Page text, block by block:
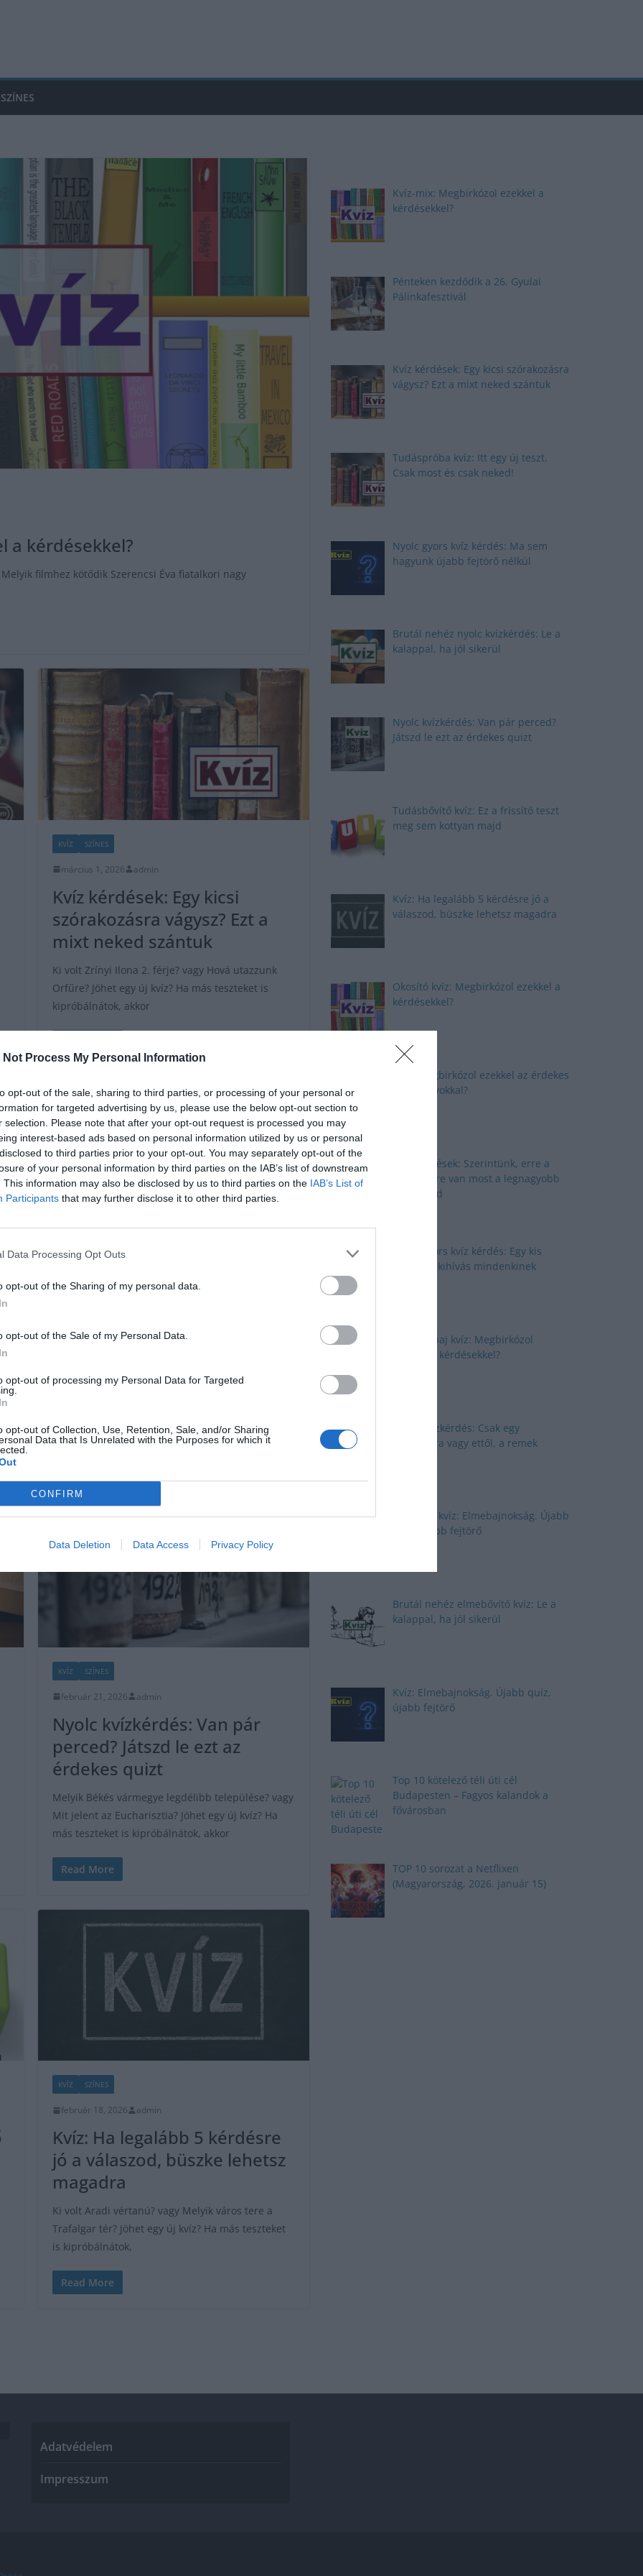
Not Process My Personal Information
opt-out of the sale, sharing to third parties, or processing of your personal or
for targeted advertising by us, please use the below opt-out section to
selection. Please note that after your opt-out request is processed you may
interest-based ads based on personal information utilized by us or personal
to third parties prior to your opt-out. You may separately opt-out of the
of your personal information by third parties on the IAB’s list of downstream
This information may also be disclosed by us to third parties on the IAB’s List of
Participants that may further disclose it to other third parties.
Data Processing Opt Outs
opt-out of the Sharing of my personal data.
opt-out of the Sale of my Personal Data.
opt-out of processing my Personal Data for Targeted
opt-out of Collection, Use, Retention, Sale, and/or Sharing
Data that Is Unrelated with the Purposes for which it
CONFIRM
Data Deletion Data Access Privacy Policy
SZÍNES
a kérdésekkel?
filmhez kötődik Szerencsi Éva fiatalkori nagy
KVÍZ SZÍNES
március 1, 2026 admin
Kvíz kérdések: Egy kicsi
szórakozásra vágysz? Ezt a
mixt neked szántuk
Ki volt Zrínyi Ilona 2. férje? vagy Hová utazzunk
Orfűre? Jöhet egy új kvíz? Ha más teszteket is
kipróbálnátok, akkor
KVÍZ SZÍNES
február 27, 2026 admin
sem hagyunk újabb fejtörő
Milyen alakja van a Váci Főtérnek? vagy Mi volt a
KVÍZ SZÍNES
február 21, 2026 admin
Nyolc kvízkérdés: Van pár
perced? Játszd le ezt az
érdekes quizt
Melyik Békés vármegye legdélibb települése? vagy
Mit jelent az Eucharisztia? Jöhet egy új kvíz? Ha
más teszteket is kipróbálnátok, akkor
Read More
KVÍZ SZÍNES
február 18, 2026 admin
Kvíz: Ha legalább 5 kérdésre
jó a válaszod, büszke lehetsz
magadra
Ki volt Aradi vértanú? vagy Melyik város tere a
Trafalgar tér? Jöhet egy új kvíz? Ha más teszteket
is kipróbálnátok,
Read More
Kvíz-mix: Megbirkózol ezekkel a
kérdésekkel?
Pénteken kezdődik a 26. Gyulai
Pálinkafesztivál
Kvíz kérdések: Egy kicsi szórakozásra
vágysz? Ezt a mixt neked szántuk
Tudáspróba kvíz: Itt egy új teszt.
Csak most és csak neked!
Nyolc gyors kvíz kérdés: Ma sem
hagyunk újabb fejtörő nélkül
Brutál nehéz nyolc kvízkérdés: Le a
kalappal, ha jól sikerül
Nyolc kvízkérdés: Van pár perced?
Játszd le ezt az érdekes quizt
Tudásbővítő kvíz: Ez a frissítő teszt
meg sem kottyan majd
Kvíz: Ha legalább 5 kérdésre jó a
válaszod, büszke lehetsz magadra
Okosító kvíz: Megbirkózol ezekkel a
kérdésekkel?
Kvíz: Megbirkózol ezekkel az érdekes
feladványokkal?
Kvíz kérdések: Szerintünk, erre a
kérdésekre van most a legnagyobb
szükséged
Nyolc gyors kvíz kérdés: Egy kis
izgalmas kihívás mindenkinek
Elmepárbaj kvíz: Megbirkózol
ezekkel a kérdésekkel?
Nyolc kvízkérdés: Csak egy
kattintásra vagy ettől, a remek
Agytorna kvíz: Elmebajnokság. Újabb
quiz, újabb fejtörő
Brutál nehéz elmebővítő kvíz: Le a
kalappal, ha jól sikerül
Kvíz: Elmebajnokság. Újabb quiz,
újabb fejtörő
Top 10 kötelező téli úti cél
Budapesten – Fagyos kalandok a
fővárosban
TOP 10 sorozat a Netflixen
(Magyarország, 2026. január 15)
Adatvédelem
Impresszum